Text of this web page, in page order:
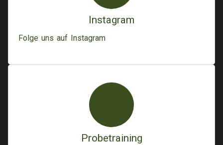
Instagram
Folge uns auf Instagram
Probetraining